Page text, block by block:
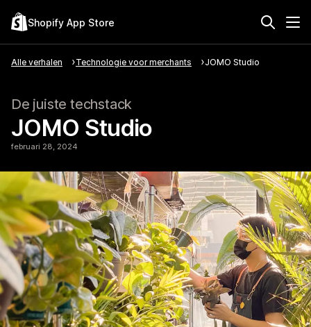
Shopify App Store
Alle verhalen Technologie voor merchants JOMO Studio
De juiste techstack
JOMO Studio
februari 28, 2024